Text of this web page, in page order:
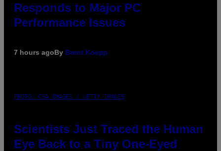
Responds to Major PC
Performance Issues
7 hours agoBy Brent Koepp
PHOTO: CSA IMAGES / GETTY IMAGES
Scientists Just Traced the Human
Eye Back to a Tiny One-Eyed